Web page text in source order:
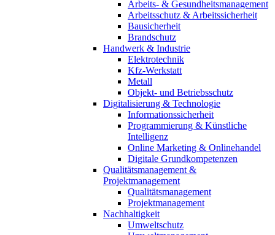
Arbeits- & Gesundheitsmanagement
Arbeitsschutz & Arbeitssicherheit
Bausicherheit
Brandschutz
Handwerk & Industrie
Elektrotechnik
Kfz-Werkstatt
Metall
Objekt- und Betriebsschutz
Digitalisierung & Technologie
Informationssicherheit
Programmierung & Künstliche
Intelligenz
Online Marketing & Onlinehandel
Digitale Grundkompetenzen
Qualitätsmanagement &
Projektmanagement
Qualitätsmanagement
Projektmanagement
Nachhaltigkeit
Umweltschutz